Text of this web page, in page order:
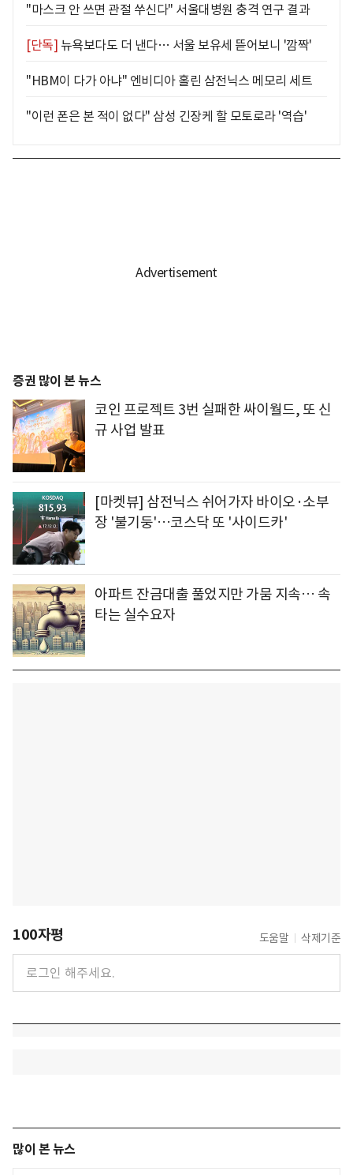
"마스크 안 쓰면 관절 쑤신다" 서울대병원 충격 연구 결과
[단독] 뉴욕보다도 더 낸다… 서울 보유세 뜯어보니 '깜짝'
"HBM이 다가 아냐" 엔비디아 홀린 삼전닉스 메모리 세트
"이런 폰은 본 적이 없다" 삼성 긴장케 할 모토로라 '역습'
증권 많이 본 뉴스
코인 프로젝트 3번 실패한 싸이월드, 또 신
규 사업 발표
[마켓뷰] 삼전닉스 쉬어가자 바이오·소부
장 '불기둥'…코스닥 또 '사이드카'
아파트 잔금대출 풀었지만 가뭄 지속… 속
타는 실수요자
100자평 도움말 삭제기준
많이 본 뉴스